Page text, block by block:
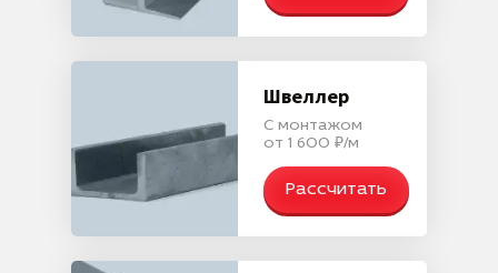
Швеллер
С монтажом
от 1 600 ₽/м
Рассчитать